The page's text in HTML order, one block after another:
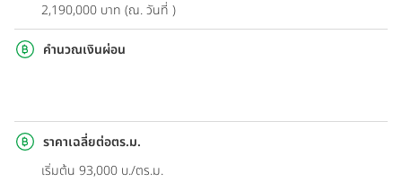
2,190,000 บาท (ณ. วันที่ )
คำนวณเงินผ่อน
ราคาเฉลี่ยต่อตร.ม.
เริ่มต้น 93,000 บ./ตร.ม.